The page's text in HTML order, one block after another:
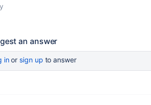
an answer
inor sign up to answer